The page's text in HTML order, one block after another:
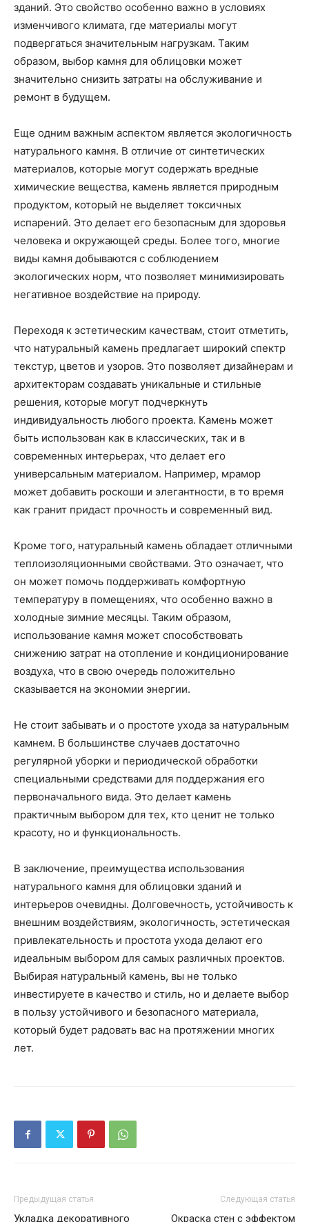
зданий. Это свойство особенно важно в условиях
изменчивого климата, где материалы могут
подвергаться значительным нагрузкам. Таким
образом, выбор камня для облицовки может
значительно снизить затраты на обслуживание и
ремонт в будущем.
Еще одним важным аспектом является экологичность
натурального камня. В отличие от синтетических
материалов, которые могут содержать вредные
химические вещества, камень является природным
продуктом, который не выделяет токсичных
испарений. Это делает его безопасным для здоровья
человека и окружающей среды. Более того, многие
виды камня добываются с соблюдением
экологических норм, что позволяет минимизировать
негативное воздействие на природу.
Переходя к эстетическим качествам, стоит отметить,
что натуральный камень предлагает широкий спектр
текстур, цветов и узоров. Это позволяет дизайнерам и
архитекторам создавать уникальные и стильные
решения, которые могут подчеркнуть
индивидуальность любого проекта. Камень может
быть использован как в классических, так и в
современных интерьерах, что делает его
универсальным материалом. Например, мрамор
может добавить роскоши и элегантности, в то время
как гранит придаст прочность и современный вид.
Кроме того, натуральный камень обладает отличными
теплоизоляционными свойствами. Это означает, что
он может помочь поддерживать комфортную
температуру в помещениях, что особенно важно в
холодные зимние месяцы. Таким образом,
использование камня может способствовать
снижению затрат на отопление и кондиционирование
воздуха, что в свою очередь положительно
сказывается на экономии энергии.
Не стоит забывать и о простоте ухода за натуральным
камнем. В большинстве случаев достаточно
регулярной уборки и периодической обработки
специальными средствами для поддержания его
первоначального вида. Это делает камень
практичным выбором для тех, кто ценит не только
красоту, но и функциональность.
В заключение, преимущества использования
натурального камня для облицовки зданий и
интерьеров очевидны. Долговечность, устойчивость к
внешним воздействиям, экологичность, эстетическая
привлекательность и простота ухода делают его
идеальным выбором для самых различных проектов.
Выбирая натуральный камень, вы не только
инвестируете в качество и стиль, но и делаете выбор
в пользу устойчивого и безопасного материала,
который будет радовать вас на протяжении многих
лет.
Предыдущая статья
Укладка декоративного
Следующая статья
Окраска стен с эффектом